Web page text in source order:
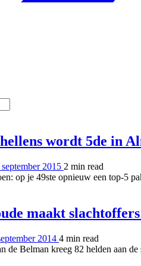
wordt 5de in
september 2015 2 min read
op je 49ste opnieuw een top-5
maakt
2014 4 min read
de Belman kreeg 82 helden aan